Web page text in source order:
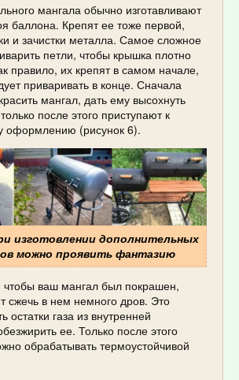
мангала обычно изготавливают
баллона. Крепят ее тоже первой,
и зачистки металла. Самое сложное
петли, чтобы крышка плотно
правило, их крепят в самом начале,
приваривать в конце. Сначала
мангал, дать ему высохнуть
после этого приступают к
оформлению (рисунок 6).
изготовлении дополнительных
можно проявить фантазию
чтобы ваш мангал был покрашен,
сжечь в нем немного дров. Это
остатки газа из внутренней
ее. Только после этого
обрабатывать термоустойчивой